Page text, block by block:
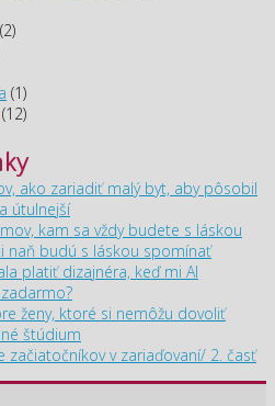
(1)
(12)
ako zariadiť malý byt, aby pôsobil
útulnejší
kam sa vždy budete s láskou
naň budú s láskou spomínať
platiť dizajnéra, keď mi AI
ženy, ktoré si nemôžu dovoliť
štúdium
začiatočníkov v zariaďovaní/ 2. časť